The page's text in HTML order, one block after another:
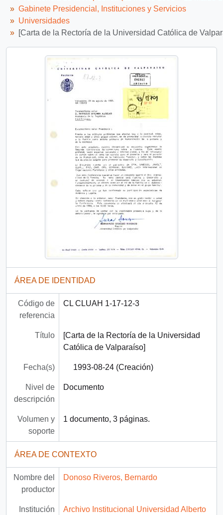
Gabinete Presidencial, Instituciones y Servicios
Universidades
[Carta de la Rectoría de la Universidad Católica de
ÁREA DE IDENTIDAD
Código de
referencia
CL CLUAH 1-17-12-3
Título
[Carta de la Rectoría de la Universidad
Católica de Valparaíso]
Fecha(s) 1993-08-24 (Creación)
Nivel de
descripción
Documento
Volumen y
soporte
1 documento, 3 páginas.
ÁREA DE CONTEXTO
Nombre del
productor
Donoso Riveros, Bernardo
Institución Archivo Institucional Universidad Alberto